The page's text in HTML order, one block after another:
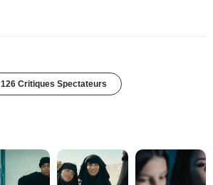
126 Critiques Spectateurs